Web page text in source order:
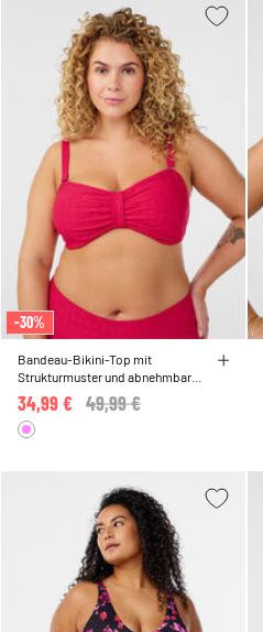
-30%
Bandeau-Bikini-Top mit
Strukturmuster und abnehmbaren
Trägern
Price reduced from
49,99 €
34,99 €